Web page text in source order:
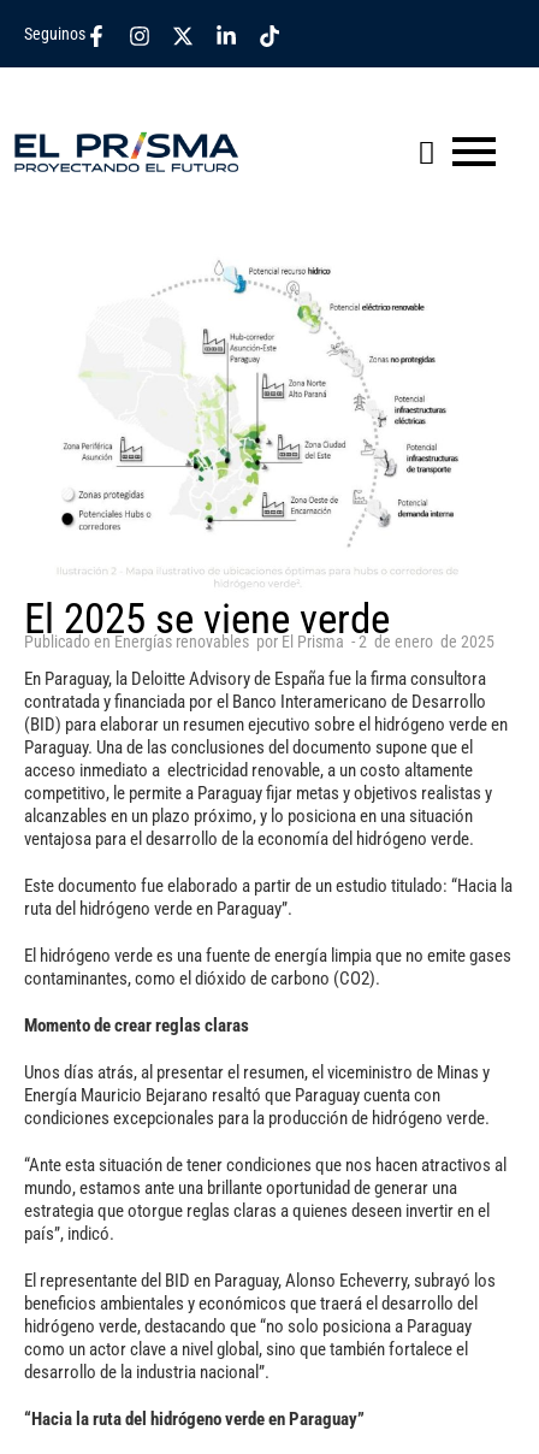
Seguinos
El 2025 se viene verde
Publicado en Energías renovables por El Prisma -2 de enero de 2025
En Paraguay, la Deloitte Advisory de España fue la firma consultora
contratada y financiada por el Banco Interamericano de Desarrollo
(BID) para elaborar un resumen ejecutivo sobre el hidrógeno verde en
Paraguay. Una de las conclusiones del documento supone que el
acceso inmediato a electricidad renovable, a un costo altamente
competitivo, le permite a Paraguay fijar metas y objetivos realistas y
alcanzables en un plazo próximo, y lo posiciona en una situación
ventajosa para el desarrollo de la economía del hidrógeno verde.
Este documento fue elaborado a partir de un estudio titulado: “Hacia la
ruta del hidrógeno verde en Paraguay”.
El hidrógeno verde es una fuente de energía limpia que no emite gases
contaminantes, como el dióxido de carbono (CO2).
Momento de crear reglas claras
Unos días atrás, al presentar el resumen, el viceministro de Minas y
Energía Mauricio Bejarano resaltó que Paraguay cuenta con
condiciones excepcionales para la producción de hidrógeno verde.
“Ante esta situación de tener condiciones que nos hacen atractivos al
mundo, estamos ante una brillante oportunidad de generar una
estrategia que otorgue reglas claras a quienes deseen invertir en el
país”, indicó.
El representante del BID en Paraguay, Alonso Echeverry, subrayó los
beneficios ambientales y económicos que traerá el desarrollo del
hidrógeno verde, destacando que “no solo posiciona a Paraguay
como un actor clave a nivel global, sino que también fortalece el
desarrollo de la industria nacional”.
“Hacia la ruta del hidrógeno verde en Paraguay”